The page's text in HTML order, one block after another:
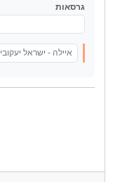
גרסאות
איילה - ישראל יעקובי